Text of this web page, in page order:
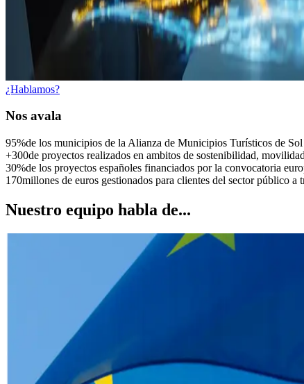
¿Hablamos?
Nos avala
95%de los municipios de la Alianza de Municipios Turísticos de
+300de proyectos realizados en ambitos de sostenibilidad,
30%de los proyectos españoles financiados por la convocatoria
170millones de euros gestionados para clientes del sector público a
Nuestro equipo habla de...